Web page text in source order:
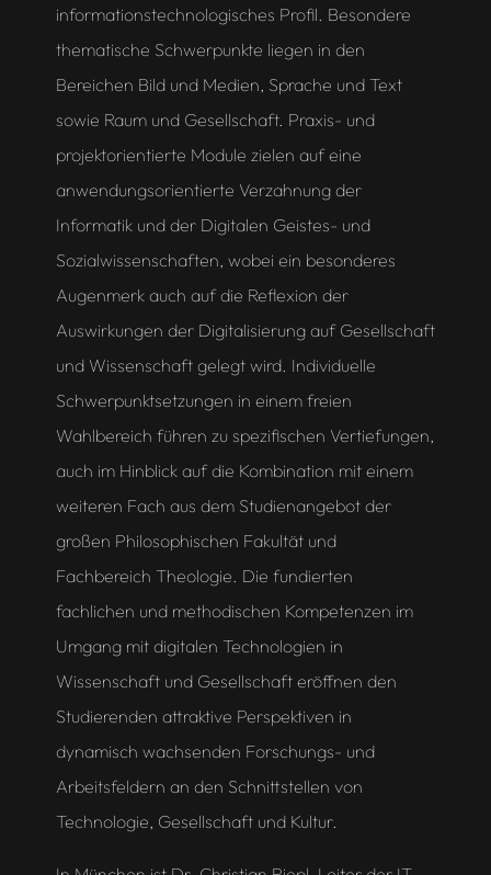
informationstechnologisches Profil. Besondere
thematische Schwerpunkte liegen in den
Bereichen Bild und Medien, Sprache und Text
sowie Raum und Gesellschaft. Praxis- und
projektorientierte Module zielen auf eine
anwendungsorientierte Verzahnung der
Informatik und der Digitalen Geistes- und
Sozialwissenschaften, wobei ein besonderes
Augenmerk auch auf die Reflexion der
Auswirkungen der Digitalisierung auf Gesellschaft
und Wissenschaft gelegt wird. Individuelle
Schwerpunktsetzungen in einem freien
Wahlbereich führen zu spezifischen Vertiefungen,
auch im Hinblick auf die Kombination mit einem
weiteren Fach aus dem Studienangebot der
großen Philosophischen Fakultät und
Fachbereich Theologie. Die fundierten
fachlichen und methodischen Kompetenzen im
Umgang mit digitalen Technologien in
Wissenschaft und Gesellschaft eröffnen den
Studierenden attraktive Perspektiven in
dynamisch wachsenden Forschungs- und
Arbeitsfeldern an den Schnittstellen von
Technologie, Gesellschaft und Kultur.